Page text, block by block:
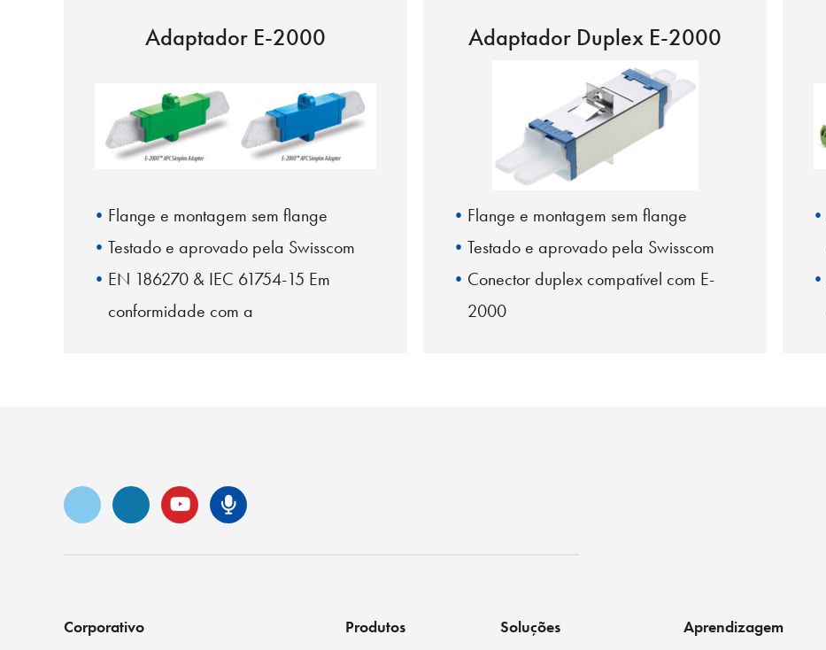
Adaptador E-2000
Flange e montagem sem flange
Testado e aprovado pela Swisscom
EN 186270 & IEC 61754-15 Em
conformidade com a
Adaptador Duplex E-2000
Flange e montagem sem flange
Testado e aprovado pela Swisscom
Conector duplex compatível com E-
2000
Vimeo LinkedInYouTubePodcast Senko
Corporativo
Produtos
Soluções
Aprendizagem